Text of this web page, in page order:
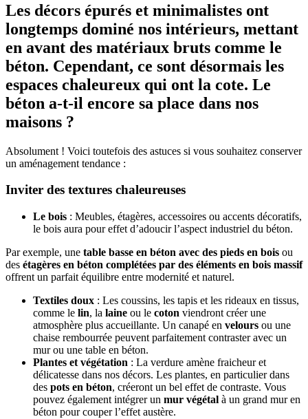
Les décors épurés et minimalistes ont
longtemps dominé nos intérieurs, mettant
en avant des matériaux bruts comme le
béton. Cependant, ce sont désormais les
espaces chaleureux qui ont la cote. Le
béton a-t-il encore sa place dans nos
maisons ?
Absolument ! Voici toutefois des astuces si vous souhaitez conserver
un aménagement tendance :
Inviter des textures chaleureuses
Le bois : Meubles, étagères, accessoires ou accents décoratifs,
le bois aura pour effet d’adoucir l’aspect industriel du béton.
Par exemple, une table basse en béton avec des pieds en bois ou
des étagères en béton complétées par des éléments en bois massif
offrent un parfait équilibre entre modernité et naturel.
Textiles doux : Les coussins, les tapis et les rideaux en tissus,
comme le lin, la laine ou le coton viendront créer une
atmosphère plus accueillante. Un canapé en velours ou une
chaise rembourrée peuvent parfaitement contraster avec un
mur ou une table en béton.
Plantes et végétation : La verdure amène fraicheur et
délicatesse dans nos décors. Les plantes, en particulier dans
des pots en béton, créeront un bel effet de contraste. Vous
pouvez également intégrer un mur végétal à un grand mur en
béton pour couper l’effet austère.